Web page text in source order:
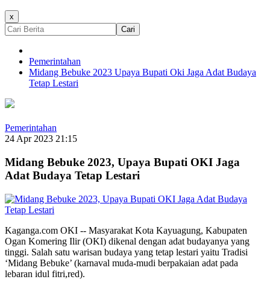
x
Cari
Pemerintahan
Midang Bebuke 2023 Upaya Bupati Oki Jaga Adat Budaya
Tetap Lestari
Pemerintahan
24 Apr 2023 21:15
Midang Bebuke 2023, Upaya Bupati OKI Jaga
Adat Budaya Tetap Lestari
Kaganga.com OKI -- Masyarakat Kota Kayuagung, Kabupaten
Ogan Komering Ilir (OKI) dikenal dengan adat budayanya yang
tinggi. Salah satu warisan budaya yang tetap lestari yaitu Tradisi
‘Midang Bebuke’ (karnaval muda-mudi berpakaian adat pada
lebaran idul fitri,red).